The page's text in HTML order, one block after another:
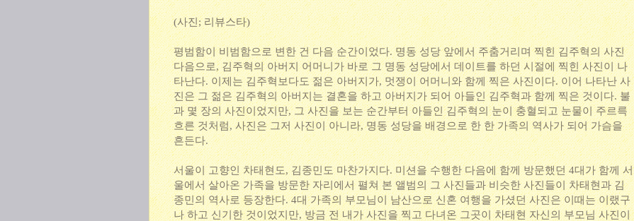
(사진; 리뷰스타)
평범함이 비범함으로 변한 건 다음 순간이었다. 명동 성당 앞에서 주춤거리며 찍힌 김주혁의 사진
다음으로, 김주혁의 아버지 어머니가 바로 그 명동 성당에서 데이트를 하던 시절에 찍힌 사진이 나
타난다. 이제는 김주혁보다도 젊은 아버지가, 멋쟁이 어머니와 함께 찍은 사진이다. 이어 나타난 사
진은 그 젊은 김주혁의 아버지는 결혼을 하고 아버지가 되어 아들인 김주혁과 함께 찍은 것이다. 불
과 몇 장의 사진이었지만, 그 사진을 보는 순간부터 아들인 김주혁의 눈이 충혈되고 눈물이 주르륵
흐른 것처럼, 사진은 그저 사진이 아니라, 명동 성당을 배경으로 한 한 가족의 역사가 되어 가슴을
흔든다.
서울이 고향인 차태현도, 김종민도 마찬가지다. 미션을 수행한 다음에 함께 방문했던 4대가 함께 서
울에서 살아온 가족을 방문한 자리에서 펼쳐 본 앨범의 그 사진들과 비슷한 사진들이 차태현과 김
종민의 역사로 등장한다. 4대 가족의 부모님이 남산으로 신혼 여행을 가셨던 사진은 이때는 이랬구
나 하고 신기한 것이었지만, 방금 전 내가 사진을 찍고 다녀온 그곳이 차태현 자신의 부모님 사진이